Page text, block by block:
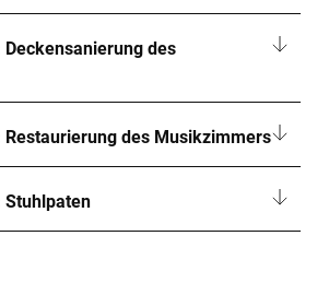
des
des Musikzimmers
Stuhlpaten